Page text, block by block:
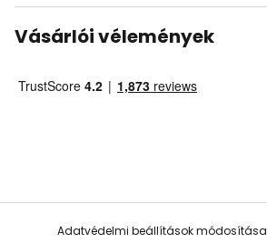
Vásárlói vélemények
Adatvédelmi beállítások módosítása